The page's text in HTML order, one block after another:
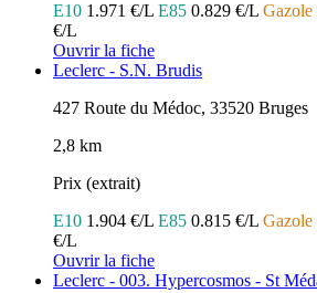
E10 1.971 €/L E85 0.829 €/L Gazole
€/L
Ouvrir la fiche
Leclerc - S.N. Brudis
427 Route du Médoc, 33520 Bruges
2,8 km
Prix (extrait)
E10 1.904 €/L E85 0.815 €/L Gazole
€/L
Ouvrir la fiche
Leclerc - 003. Hypercosmos - St